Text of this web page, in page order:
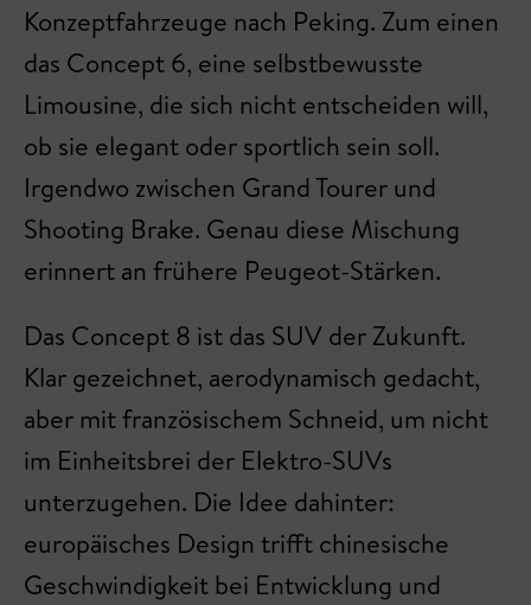
Konzeptfahrzeuge nach Peking. Zum einen
das Concept 6, eine selbstbewusste
Limousine, die sich nicht entscheiden will,
ob sie elegant oder sportlich sein soll.
Irgendwo zwischen Grand Tourer und
Shooting Brake. Genau diese Mischung
erinnert an frühere Peugeot-Stärken.
Das Concept 8 ist das SUV der Zukunft.
Klar gezeichnet, aerodynamisch gedacht,
aber mit französischem Schneid, um nicht
im Einheitsbrei der Elektro-SUVs
unterzugehen. Die Idee dahinter:
europäisches Design trifft chinesische
Geschwindigkeit bei Entwicklung und